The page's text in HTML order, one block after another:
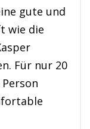
gute und
wie die
Für nur 20